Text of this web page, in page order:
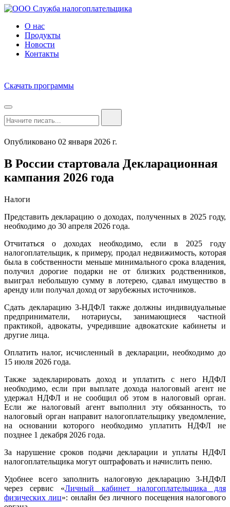
О нас
Продукты
Новости
Контакты
Скачать программы
Опубликовано 02 января 2026 г.
В России стартовала Декларационная
кампания 2026 года
Налоги
Представить декларацию о доходах, полученных в 2025 году,
необходимо до 30 апреля 2026 года.
Отчитаться о доходах необходимо, если в 2025 году
налогоплательщик, к примеру, продал недвижимость, которая
была в собственности меньше минимального срока владения,
получил дорогие подарки не от близких родственников,
выиграл небольшую сумму в лотерею, сдавал имущество в
аренду или получал доход от зарубежных источников.
Сдать декларацию 3-НДФЛ также должны индивидуальные
предприниматели, нотариусы, занимающиеся частной
практикой, адвокаты, учредившие адвокатские кабинеты и
другие лица.
Оплатить налог, исчисленный в декларации, необходимо до
15 июля 2026 года.
Также задекларировать доход и уплатить с него НДФЛ
необходимо, если при выплате дохода налоговый агент не
удержал НДФЛ и не сообщил об этом в налоговый орган.
Если же налоговый агент выполнил эту обязанность, то
налоговый орган направит налогоплательщику уведомление,
на основании которого необходимо уплатить НДФЛ не
позднее 1 декабря 2026 года.
За нарушение сроков подачи декларации и уплаты НДФЛ
налогоплательщика могут оштрафовать и начислить пеню.
Удобнее всего заполнить налоговую декларацию 3-НДФЛ
через сервис «Личный кабинет налогоплательщика для
физических лиц»: онлайн без личного посещения налогового